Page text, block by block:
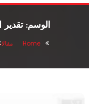
الوسم:تقدير
Home